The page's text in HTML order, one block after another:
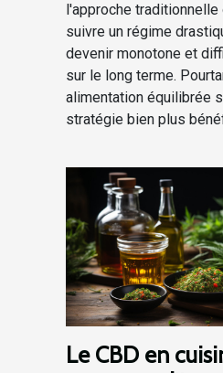
l'approche
suivre un régime
devenir monotone et
sur le long terme.
alimentation équilibrée
stratégie bien plus
Le CBD en